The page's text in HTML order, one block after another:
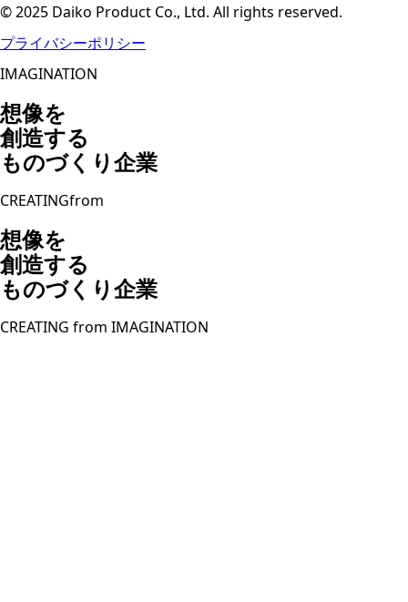
© 2025 Daiko Product Co., Ltd. All rights reserved.
プライバシーポリシー
IMAGINATION
想像を
創造する
ものづくり企業
CREATINGfrom
想像を
創造する
ものづくり企業
CREATING from IMAGINATION